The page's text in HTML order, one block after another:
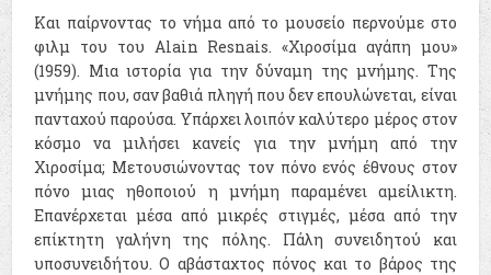
Και παίρνοντας το νήμα από το μουσείο περνούμε στο
φιλμ του του Alain Resnais. «Χιροσίμα αγάπη μου»
(1959). Μια ιστορία για την δύναμη της μνήμης. Της
μνήμης που, σαν βαθιά πληγή που δεν επουλώνεται, είναι
πανταχού παρούσα. Υπάρχει λοιπόν καλύτερο μέρος στον
κόσμο να μιλήσει κανείς για την μνήμη από την
Χιροσίμα; Μετουσιώνοντας τον πόνο ενός έθνους στον
πόνο μιας ηθοποιού η μνήμη παραμένει αμείλικτη.
Επανέρχεται μέσα από μικρές στιγμές, μέσα από την
επίκτητη γαλήνη της πόλης. Πάλη συνειδητού και
υποσυνειδήτου. Ο αβάσταχτος πόνος και το βάρος της